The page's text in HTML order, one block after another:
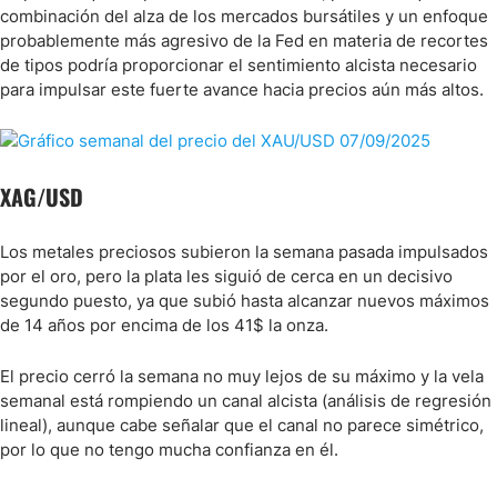
combinación del alza de los mercados bursátiles y un enfoque
probablemente más agresivo de la Fed en materia de recortes
de tipos podría proporcionar el sentimiento alcista necesario
para impulsar este fuerte avance hacia precios aún más altos.
XAG/USD
Los metales preciosos subieron la semana pasada impulsados
por el oro, pero la plata les siguió de cerca en un decisivo
segundo puesto, ya que subió hasta alcanzar nuevos máximos
de 14 años por encima de los 41$ la onza.
El precio cerró la semana no muy lejos de su máximo y la vela
semanal está rompiendo un canal alcista (análisis de regresión
lineal), aunque cabe señalar que el canal no parece simétrico,
por lo que no tengo mucha confianza en él.